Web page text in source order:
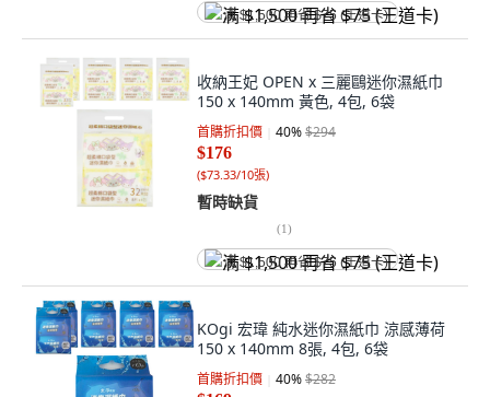
满 $1,500 再省 $75 (王道卡)
收納王妃 OPEN x 三麗鷗迷你濕紙巾
150 x 140mm 黃色, 4包, 6袋
首購折扣價 40%$294
$176
($73.33/10張)
暫時缺貨
(1)
满 $1,500 再省 $75 (王道卡)
KOgi 宏瑋 純水迷你濕紙巾 涼感薄荷
150 x 140mm 8張, 4包, 6袋
首購折扣價 40%$282